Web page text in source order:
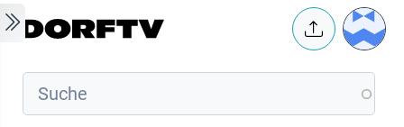
Skip to main content User